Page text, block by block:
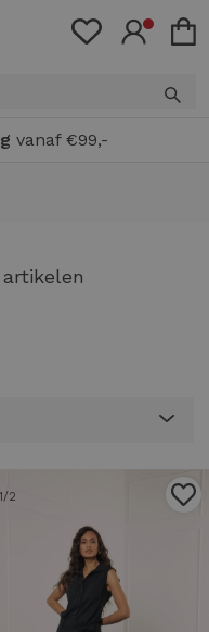
vanaf €99,-
artikelen
1/2